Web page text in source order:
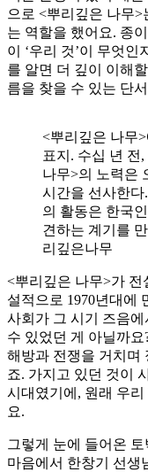
으로 <뿌리깊은 나무
는 역할을 했어요. 종
이 ‘우리 것’이 무엇
를 알면 더 깊이 이해
름을 찾을 수 있는 단
<뿌리깊은 나무
표지. 수십 년 전
나무>의 노력은
시간을 선사한
의 활동은 한국
견하는 계기를
리깊은나무
<뿌리깊은 나무>가 전
설적으로 1970년대에
사회가 그 시기 즈음에
수 있었던 게 아닐까
해방과 전쟁을 거치며
죠. 가지고 있던 것이
시대였기에, 원래 우
요.
그렇게 눈에 들어온
마음에서 한창기 선생